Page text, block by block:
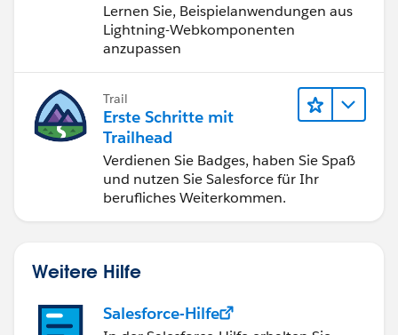
Lernen Sie, Beispielanwendungen aus
Lightning-Webkomponenten
anzupassen
Trail
Erste Schritte mit
Trailhead
Verdienen Sie Badges, haben Sie Spaß
und nutzen Sie Salesforce für Ihr
berufliches Weiterkommen.
Weitere Hilfe
Salesforce-Hilfe